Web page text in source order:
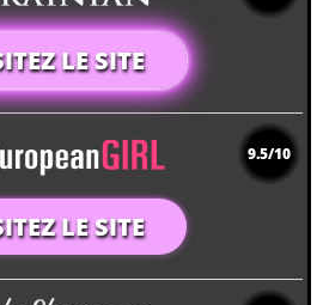
LE SITE
9.5/10
LE SITE